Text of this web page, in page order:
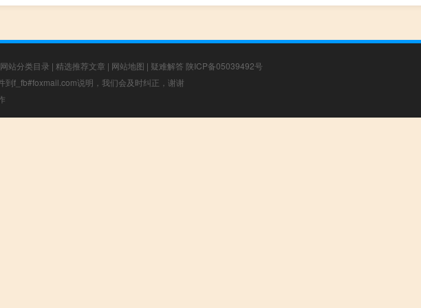
网站分类目录 | 精选推荐文章 | 网站地图 | 疑难解答 陕ICP备05039492号
f_fb#foxmail.com说明，我们会及时纠正，谢谢